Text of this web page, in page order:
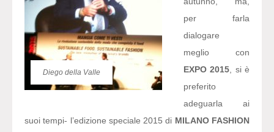
Diego della Valle
per farla
dialogare
meglio con
EXPO 2015 , si è
preferito
adeguarla ai
suoi tempi- l’edizione speciale 2015 di MILANO FASHION